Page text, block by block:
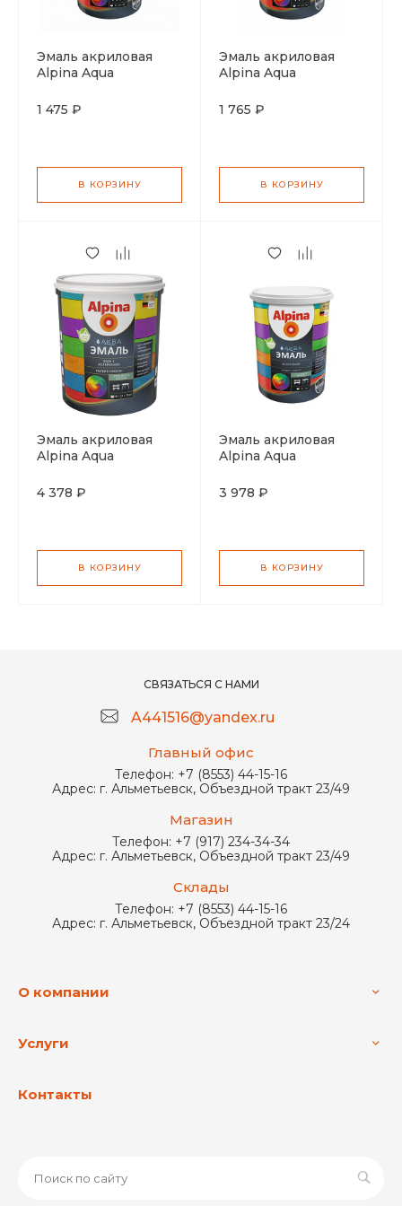
Эмаль акриловая
Alpina Aqua
база С 0,864л
1 475 ₽
В КОРЗИНУ
Эмаль акриловая
Alpina Aqua
база A 0,9л
1 765 ₽
В КОРЗИНУ
Эмаль акриловая
Alpina Aqua
база A 2,5л
4 378 ₽
В КОРЗИНУ
Эмаль акриловая
Alpina Aqua
база С 2,35л
3 978 ₽
В КОРЗИНУ
СВЯЗАТЬСЯ С НАМИ
A441516@yandex.ru
Главный офис
Телефон: +7 (8553) 44-15-16
Адрес: г. Альметьевск, Объездной тракт 23/49
Магазин
Телефон: +7 (917) 234-34-34
Адрес: г. Альметьевск, Объездной тракт 23/49
Склады
Телефон: +7 (8553) 44-15-16
Адрес: г. Альметьевск, Объездной тракт 23/24
О компании
Услуги
Контакты